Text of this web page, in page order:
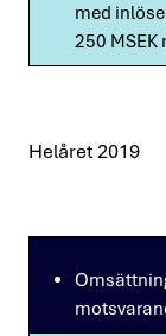
med
250 MSEK
Helåret 2019